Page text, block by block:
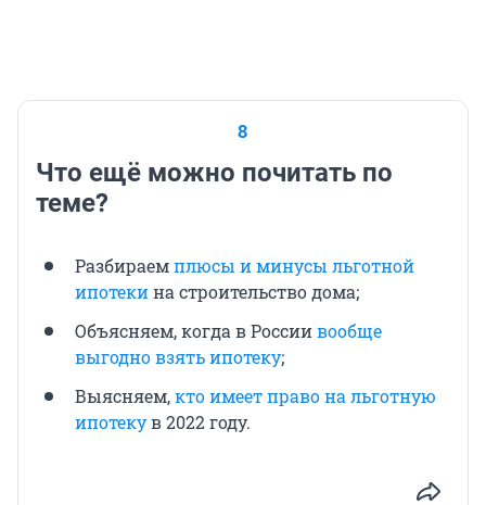
8
Что ещё можно почитать по
теме?
Разбираемплюсы и минусы льготной
ипотекина строительство дома;
Объясняем, когда в Россиивообще
выгодно взять ипотеку;
Выясняем,кто имеет право на льготную
ипотекув 2022 году.